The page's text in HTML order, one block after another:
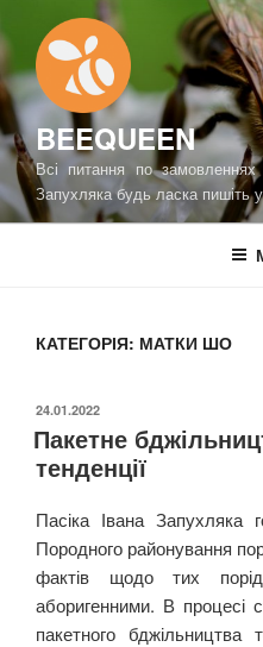
до
вмісту
BEEQUEEN
Всі питання по замовленнях
Запухляка будь ласка пишіть
КАТЕГОРІЯ: МАТКИ ШО
ОПУБЛІКОВАНО
24.01.2022
Пакетне
тенденції
Пасіка Івана Запухляка
Породного районування
фактів щодо тих
аборигенними. В процесі
пакетного